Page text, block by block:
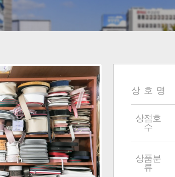
상 호 명
상점호
수
상품분
류